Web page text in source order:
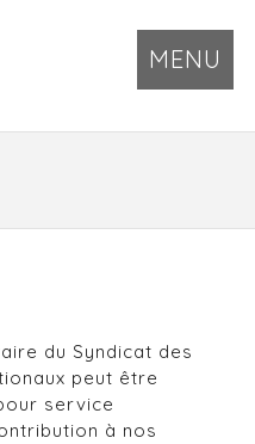
MENU
du Syndicat des
peut être
service
à nos